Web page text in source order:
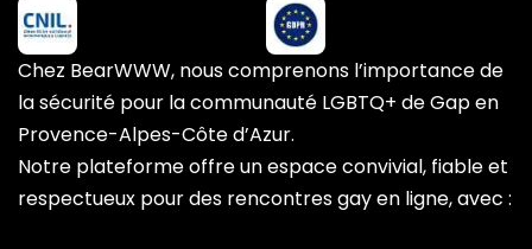
Chez BearWWW, nous comprenons l’importance de
la sécurité pour la communauté LGBTQ+ de Gap en
Provence-Alpes-Côte d’Azur.
Notre plateforme offre un espace convivial, fiable et
respectueux pour des rencontres gay en ligne, avec :